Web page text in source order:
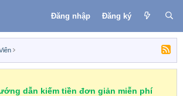
Đăng nhập Đăng ký
dẫn kiếm tiền đơn giản miễn phí